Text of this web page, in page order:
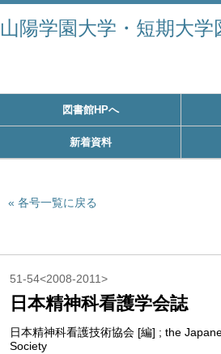
山陽学園大学・短期大学
図書館HPへ
新着資料
各号一覧に戻る
51-54<2008-2011>
日本精神科看護学会誌
日本精神科看護技術協会 [編] ; the
Society